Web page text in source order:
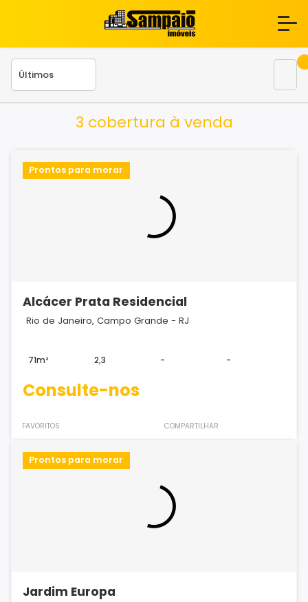
3 cobertura à venda
Prontos para morar
Alcácer Prata Residencial
Rio de Janeiro, Campo Grande - RJ
71m² 2,3 - -
Consulte-nos
FAVORITOS COMPARTILHAR
Prontos para morar
Jardim Europa